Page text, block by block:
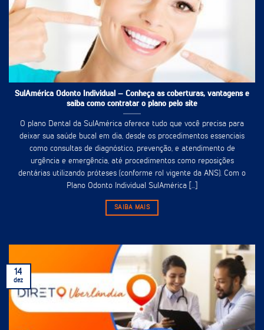
SulAmérica Odonto Individual – Conheça as coberturas, vantagens e
saiba como contratar o plano pelo site
O plano Dental da SulAmérica oferece tudo que você precisa para
deixar sua saúde bucal em dia, desde os procedimentos essenciais
como consultas de diagnóstico, prevenção, e atendimento de
urgência e emergência, até procedimentos como reposições
dentárias utilizando próteses (conforme rol vigente da ANS). Com o
Plano Odonto Individual SulAmérica [...]
SAIBA MAIS
14
dez